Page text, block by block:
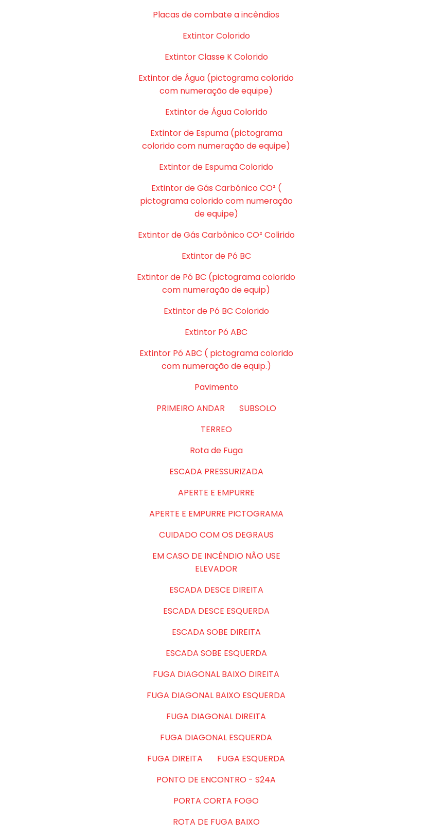
Placas de combate a incêndios
Extintor Colorido
Extintor Classe K Colorido
Extintor de Água (pictograma colorido
com numeração de equipe)
Extintor de Água Colorido
Extintor de Espuma (pictograma
colorido com numeração de equipe)
Extintor de Espuma Colorido
Extintor de Gás Carbônico CO² (
pictograma colorido com numeração
de equipe)
Extintor de Gás Carbônico CO² Colirido
Extintor de Pó BC
Extintor de Pó BC (pictograma colorido
com numeração de equip)
Extintor de Pó BC Colorido
Extintor Pó ABC
Extintor Pó ABC ( pictograma colorido
com numeração de equip.)
Pavimento
PRIMEIRO ANDAR
SUBSOLO
TERREO
Rota de Fuga
ESCADA PRESSURIZADA
APERTE E EMPURRE
APERTE E EMPURRE PICTOGRAMA
CUIDADO COM OS DEGRAUS
EM CASO DE INCÊNDIO NÃO USE
ELEVADOR
ESCADA DESCE DIREITA
ESCADA DESCE ESQUERDA
ESCADA SOBE DIREITA
ESCADA SOBE ESQUERDA
FUGA DIAGONAL BAIXO DIREITA
FUGA DIAGONAL BAIXO ESQUERDA
FUGA DIAGONAL DIREITA
FUGA DIAGONAL ESQUERDA
FUGA DIREITA
FUGA ESQUERDA
PONTO DE ENCONTRO - S24A
PORTA CORTA FOGO
ROTA DE FUGA BAIXO